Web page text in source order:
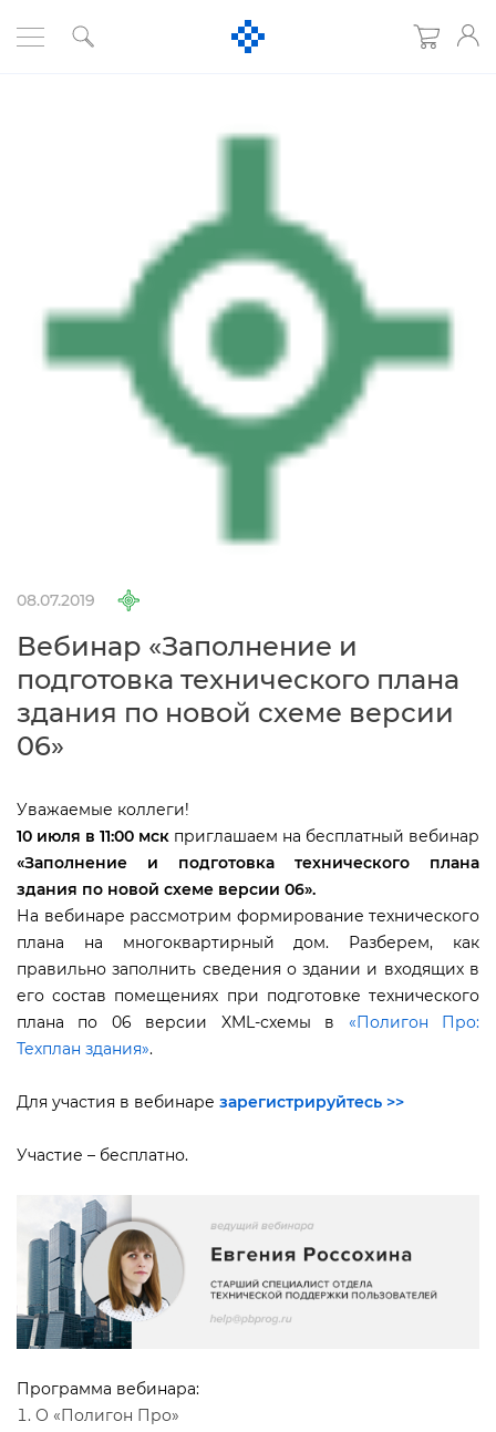
08.07.2019
ебинар «Заполнение и
подготовка технического плана
здания по новой схеме версии
06»
Уважаемые коллеги!
10 июля в 11:00 мск приглашаем на бесплатный вебинар
«Заполнение и подготовка технического плана
здания по новой схеме версии 06».
На вебинаре рассмотрим формирование технического
плана на многоквартирный дом. Разберем, как
правильно заполнить сведения о здании и входящих
его состав помещениях при подготовке технического
плана по 06 версии XML-схемы «Полигон Про:
Техплан здания».
Для участия в вебинаре зарегистрируйтесь >>
Участие – бесплатно.
Программа вебинара:
О «Полигон Про»